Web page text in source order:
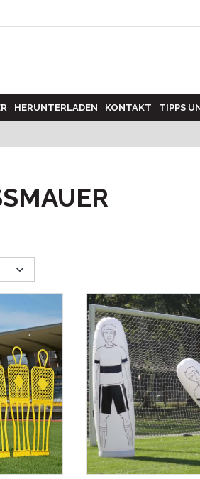
HERUNTERLADEN KONTAKT TIPPS